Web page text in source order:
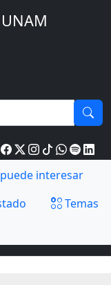
interesar
Temas